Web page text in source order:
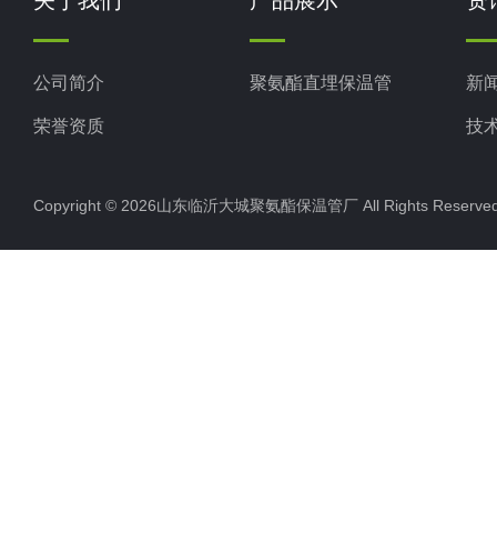
公司简介
荣誉资质
聚氨酯直埋保温管 新
技
Copyright © 2026山东临沂大城聚氨酯保温管厂 All Rights